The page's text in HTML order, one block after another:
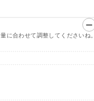
に合わせて調整してくださいね。